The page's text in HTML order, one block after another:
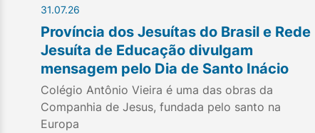
31.07.26
Província dos Jesuítas do Brasil e Rede
Jesuíta de Educação divulgam
mensagem pelo Dia de Santo Inácio
Colégio Antônio Vieira é uma das obras da
Companhia de Jesus, fundada pelo santo na
Europa